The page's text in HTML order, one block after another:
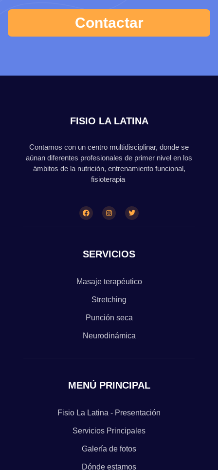
Contactar
FISIO LA LATINA
Contamos con un centro multidisciplinar, donde se
aúnan diferentes profesionales de primer nivel en los
ámbitos de la nutrición, entrenamiento funcional,
fisioterapia
SERVICIOS
Masaje terapéutico
Stretching
Punción seca
Neurodinámica
MENÚ PRINCIPAL
Fisio La Latina - Presentación
Servicios Principales
Galería de fotos
Dónde estamos